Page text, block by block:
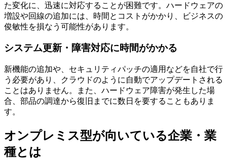
た変化に、迅速に対応することが困難です。ハードウェアの
増設や回線の追加には、時間とコストがかかり、ビジネスの
俊敏性を損なう可能性があります。
システム更新・障害対応に時間がかかる
新機能の追加や、セキュリティパッチの適用などを自社で行
う必要があり、クラウドのように自動でアップデートされる
ことはありません。また、ハードウェア障害が発生した場
合、部品の調達から復旧までに数日を要することもありま
す。
オンプレミス型が向いている企業・業
種とは